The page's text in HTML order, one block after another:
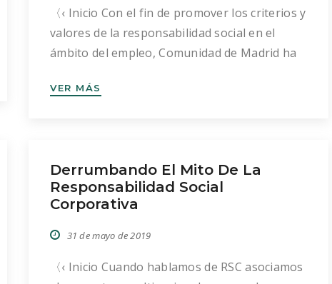
〈‹ Inicio Con el fin de promover los criterios y
valores de la responsabilidad social en el
ámbito del empleo, Comunidad de Madrid ha
reconocimientos y menciones a la
en el Régimen de la Seguridad Social de
Trabajadores […]
VER MÁS
Derrumbando El Mito De La
Responsabilidad Social
Corporativa
31 de mayo de 2019
〈‹ Inicio Cuando hablamos de RSC asociamos